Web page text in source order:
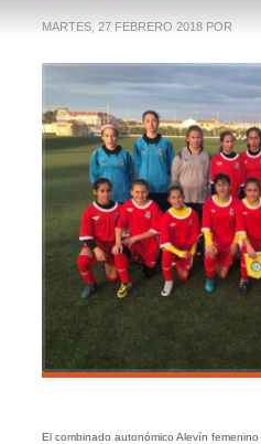
MARTES, 27 FEBRERO 2018 POR
El combinado autonómico Alevín